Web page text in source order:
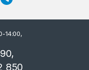
14:00,
850